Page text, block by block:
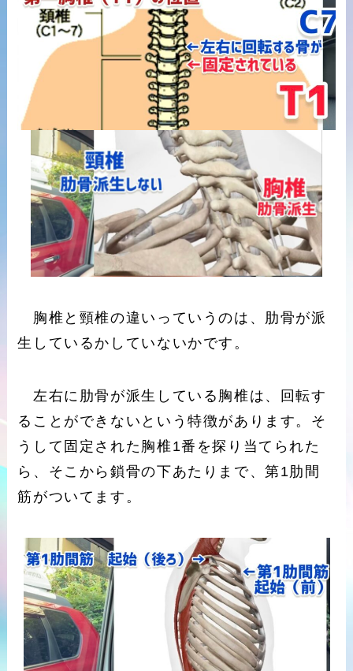
胸椎と頸椎の違いっていうのは、肋骨が派
生しているかしていないかです。
左右に肋骨が派生している胸椎は、回転す
ることができないという特徴があります。そ
うして固定された胸椎1番を探り当てられた
ら、そこから鎖骨の下あたりまで、第1肋間
筋がついてます。